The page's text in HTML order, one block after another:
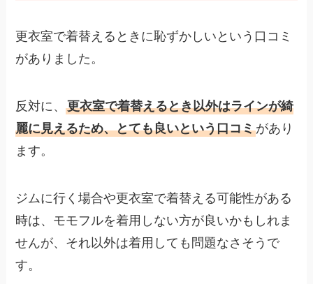
更衣室で着替えるときに恥ずかしいという口コミ
がありました。
反対に、更衣室で着替えるとき以外はラインが綺
麗に見えるため、とても良いという口コミがあり
ます。
ジムに行く場合や更衣室で着替える可能性がある
時は、モモフルを着用しない方が良いかもしれま
せんが、それ以外は着用しても問題なさそうで
す。